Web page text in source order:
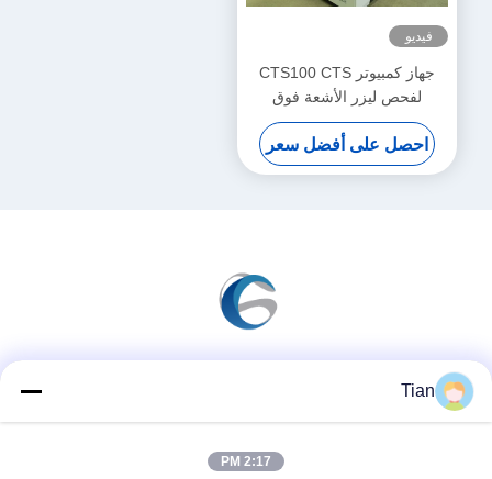
فيديو
جهاز كمبيوتر CTS100 CTS
لفحص ليزر الأشعة فوق
البنفسجية 400nm-410nm
احصل على أفضل سعر
Tian
2:17 PM